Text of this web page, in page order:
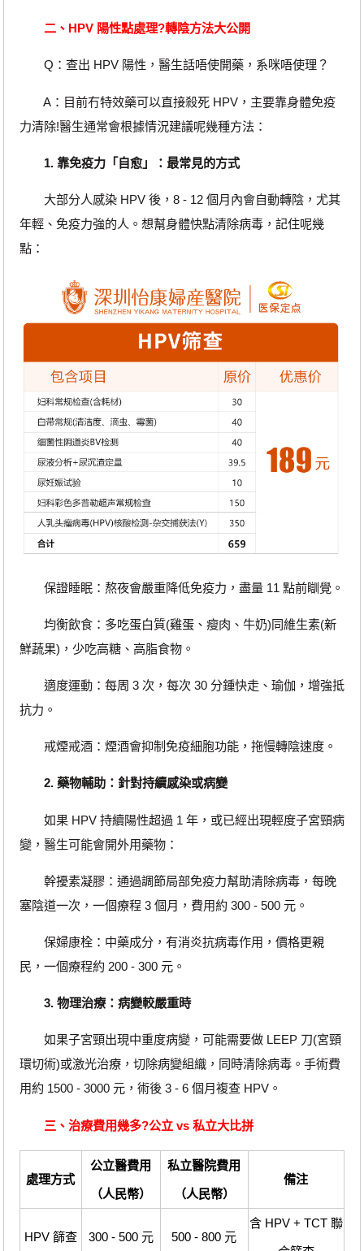
二、HPV 陽性點處理?轉陰方法大公開
Q：查出 HPV 陽性，醫生話唔使開藥，系咪唔使理？
A：目前冇特效藥可以直接殺死 HPV，主要靠身體免疫
力清除!醫生通常會根據情況建議呢幾種方法：
1. 靠免疫力「自愈」：最常見的方式
大部分人感染 HPV 後，8 - 12 個月內會自動轉陰，尤其
年輕、免疫力強的人。想幫身體快點清除病毒，記住呢幾
點：
保證睡眠：熬夜會嚴重降低免疫力，盡量 11 點前瞓覺。
均衡飲食：多吃蛋白質(雞蛋、瘦肉、牛奶)同維生素(新
鮮蔬果)，少吃高糖、高脂食物。
適度運動：每周 3 次，每次 30 分鍾快走、瑜伽，增強抵
抗力。
戒煙戒酒：煙酒會抑制免疫細胞功能，拖慢轉陰速度。
2. 藥物輔助：針對持續感染或病變
如果 HPV 持續陽性超過 1 年，或已經出現輕度子宮頸病
變，醫生可能會開外用藥物：
幹擾素凝膠：通過調節局部免疫力幫助清除病毒，每晚
塞陰道一次，一個療程 3 個月，費用約 300 - 500 元。
保婦康栓：中藥成分，有消炎抗病毒作用，價格更親
民，一個療程約 200 - 300 元。
3. 物理治療：病變較嚴重時
如果子宮頸出現中重度病變，可能需要做 LEEP 刀(宮頸
環切術)或激光治療，切除病變組織，同時清除病毒。手術費
用約 1500 - 3000 元，術後 3 - 6 個月複查 HPV。
三、治療費用幾多?公立 vs 私立大比拼
處理方式
公立醫費用
（人民幣）
私立醫院費用
（人民幣）
備注
HPV 篩查 300 - 500 元 500 - 800 元
含 HPV + TCT 聯